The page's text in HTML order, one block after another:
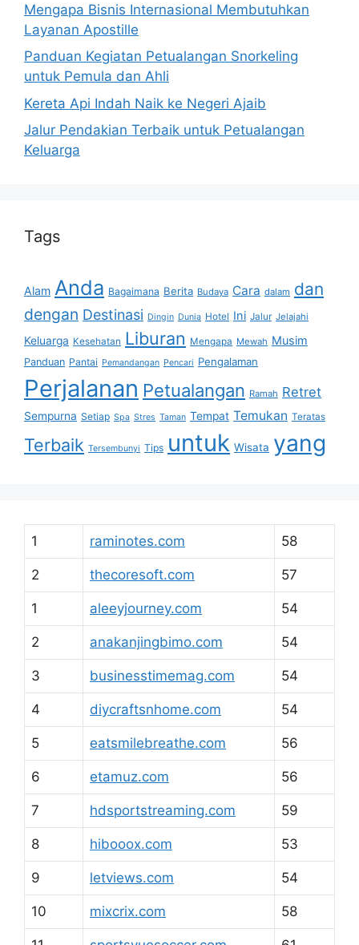
Mengapa Bisnis Internasional Membutuhkan
Layanan Apostille
Panduan Kegiatan Petualangan Snorkeling
untuk Pemula dan Ahli
Kereta Api Indah Naik ke Negeri Ajaib
Jalur Pendakian Terbaik untuk Petualangan
Keluarga
Tags
Alam Anda Bagaimana Berita Budaya Cara dalam dan
dengan Destinasi Dingin Dunia Hotel Ini Jalur Jelajahi
Keluarga Kesehatan Liburan Mengapa Mewah Musim
Panduan Pantai Pemandangan Pencari Pengalaman
Perjalanan Petualangan Ramah Retret
Sempurna Setiap Spa Stres Taman Tempat Temukan Teratas
Terbaik Tersembunyi Tips untuk Wisata yang
1 raminotes.com 58
2 thecoresoft.com 57
1 aleeyjourney.com 54
2 anakanjingbimo.com 54
3 businesstimemag.com 54
4 diycraftsnhome.com 54
5 eatsmilebreathe.com 56
6 etamuz.com 56
7 hdsportstreaming.com 59
8 hibooox.com 53
9 letviews.com 54
10 mixcrix.com 58